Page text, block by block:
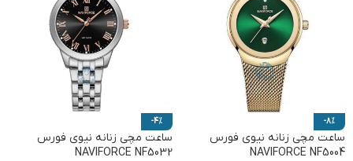
-8%
ساعت مچی زنانه نیوی فورس
NAVIFORCE NF5004
-4%
ساعت مچی زنانه نیوی فورس
NAVIFORCE NF5032